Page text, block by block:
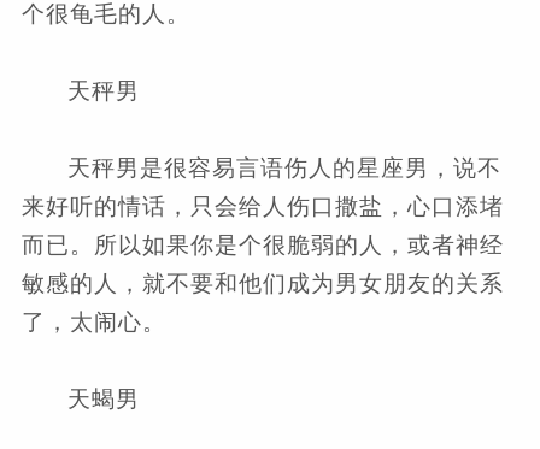
个很龟毛的人。
天秤男
天秤男是很容易言语伤人的星座男，说不
来好听的情话，只会给人伤口撒盐，心口添堵
而已。所以如果你是个很脆弱的人，或者神经
敏感的人，就不要和他们成为男女朋友的关系
了，太闹心。
天蝎男